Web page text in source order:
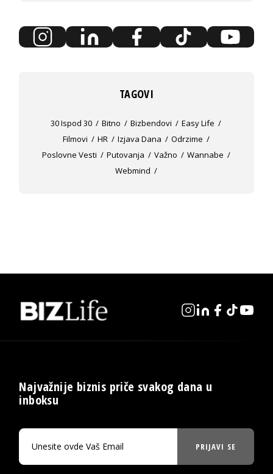
TAGOVI
30 Ispod 30 Bitno Bizbendovi
Easy Life
Filmovi
HR Izjava Dana
Odrzime
Poslovne Vesti
Putovanja Važno
Wannabe
Webmind
Najvažnije biznis priče svakog dana u
inboksu
PRIJAVI SE